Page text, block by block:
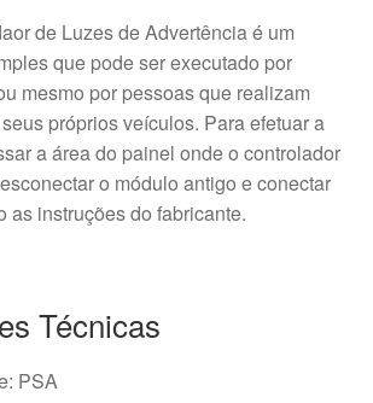
de Luzes de Advertência é um
que pode ser executado por
mesmo por pessoas que realizam
próprios veículos. Para efetuar a
a área do painel onde o controlador
o módulo antigo e conectar
as instruções do fabricante.
Técnicas
PSA